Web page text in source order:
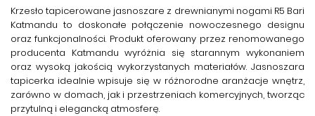
Krzesło tapicerowane jasnoszare z drewnianymi nogami R5 Bari
Katmandu to doskonałe połączenie nowoczesnego designu
oraz funkcjonalności. Produkt oferowany przez renomowanego
producenta Katmandu wyróżnia się starannym wykonaniem
oraz wysoką jakością wykorzystanych materiałów. Jasnoszara
tapicerka idealnie wpisuje się w różnorodne aranżacje wnętrz,
zarówno w domach, jak i przestrzeniach komercyjnych, tworząc
przytulną i elegancką atmosferę.